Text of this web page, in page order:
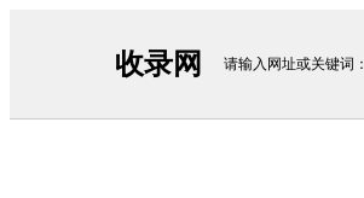
收录网 请输入网址或关键词：